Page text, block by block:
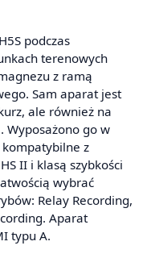
podczas
terenowych
z ramą
Sam aparat jest
ale również na
Wyposażono go w
z
II i klasą szybkości
wybrać
Relay Recording,
Aparat
typu A.